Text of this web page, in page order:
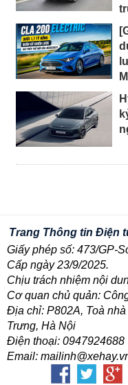
Trang Thông tin Điện
Giấy phép số: 473/GP-
Cấp ngày 23/9/2025.
Chịu trách nhiệm nội
Cơ quan chủ quản:
Địa chỉ: P802A, Toà
Trưng, Hà Nội
Điện thoại: 0947924688
Email: